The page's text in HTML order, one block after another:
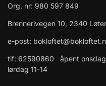
Org. nr: 980 597 849
Brennerivegen 10, 2340
e-post:
tlf: 62590860 åpent onsdag
lørdag 11-14